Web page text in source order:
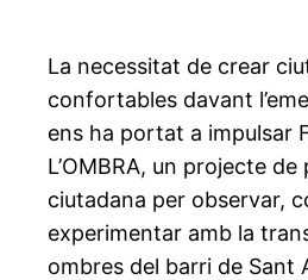
La necessitat de crear
confortables davant
ens ha portat a impulsar
L’OMBRA, un projecte
ciutadana per observar,
experimentar amb la
ombres del barri de Sant